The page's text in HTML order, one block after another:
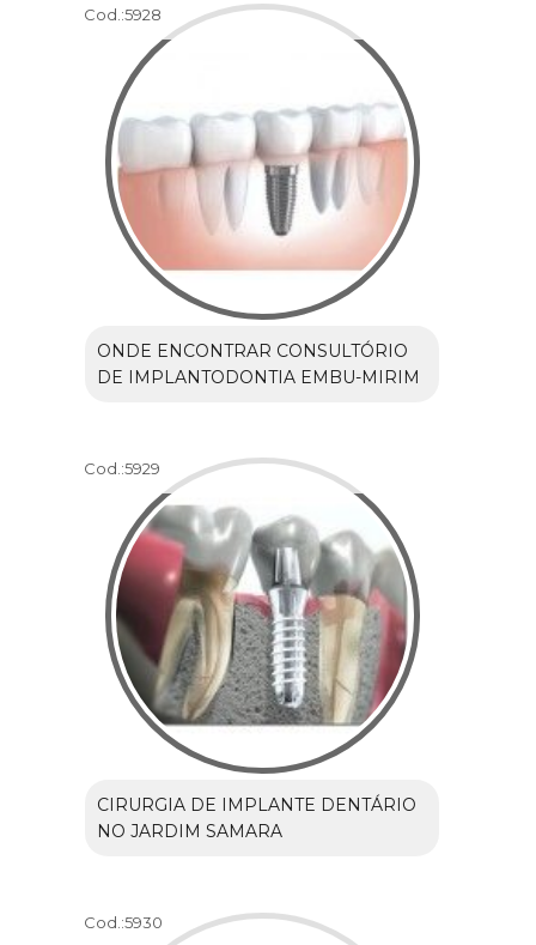
Cod.:5928
ONDE ENCONTRAR CONSULTÓRIO
DE IMPLANTODONTIA EMBU-MIRIM
Cod.:5929
CIRURGIA DE IMPLANTE DENTÁRIO
NO JARDIM SAMARA
Cod.:5930